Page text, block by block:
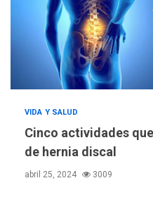
VIDA Y SALUD
Cinco actividades
de hernia discal
abril 25, 2024 3009